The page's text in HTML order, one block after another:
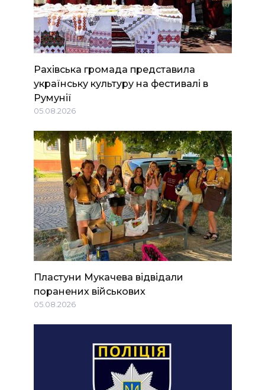
Рахівська громада представила
українську культуру на фестивалі в
Румунії
05.08.2026
Пластуни Мукачева відвідали
поранених військових
05.08.2026